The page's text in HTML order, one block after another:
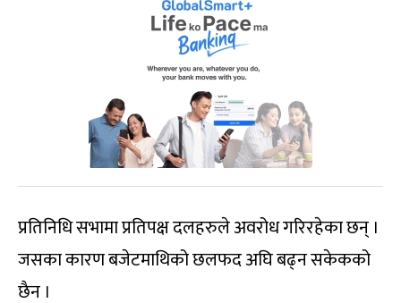
प्रतिनिधि सभामा प्रतिपक्ष दलहरुले अवरोध गरिरहेका छन् ।
जसका कारण बजेटमाथिको छलफद अघि बढ्न सकेकको
छैन ।